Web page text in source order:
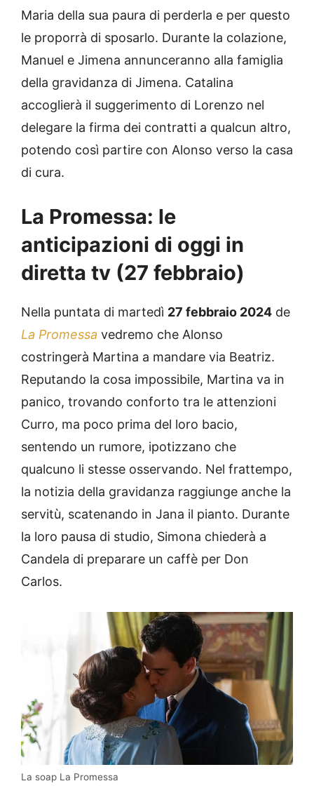
Maria della sua paura di perderla e per questo
le proporrà di sposarlo. Durante la colazione,
Manuel e Jimena annunceranno alla famiglia
della gravidanza di Jimena. Catalina
accoglierà il suggerimento di Lorenzo nel
delegare la firma dei contratti a qualcun altro,
potendo così partire con Alonso verso la casa
di cura.
La Promessa: le
anticipazioni di oggi in
diretta tv (27 febbraio)
Nella puntata di martedì 27 febbraio 2024 de
La Promessa vedremo che Alonso
costringerà Martina a mandare via Beatriz.
Reputando la cosa impossibile, Martina va in
panico, trovando conforto tra le attenzioni
Curro, ma poco prima del loro bacio,
sentendo un rumore, ipotizzano che
qualcuno li stesse osservando. Nel frattempo,
la notizia della gravidanza raggiunge anche la
servitù, scatenando in Jana il pianto. Durante
la loro pausa di studio, Simona chiederà a
Candela di preparare un caffè per Don
Carlos.
La soap La Promessa